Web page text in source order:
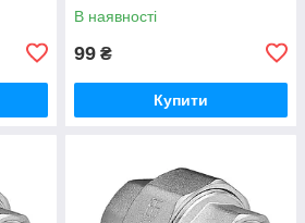
В наявності
99 ₴
Купити